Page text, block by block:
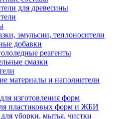
для древесины
эмульсии, теплоносители
добавки
реагенты
смазки
материалы и наполнители
изготовления форм
пластиковых форм и ЖБИ
уборки, мытья, чистки